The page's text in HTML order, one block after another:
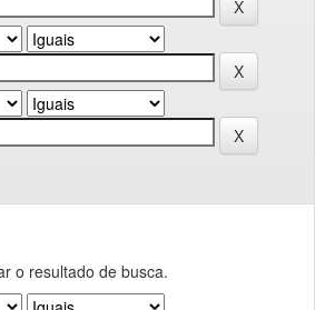
o resultado de busca.